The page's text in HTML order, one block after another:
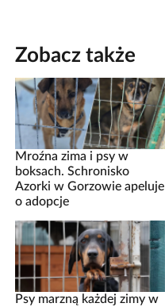
Zobacz także
Mroźna zima i psy w
boksach. Schronisko
Azorki w Gorzowie apeluje
o adopcje
Psy marzną każdej zimy w